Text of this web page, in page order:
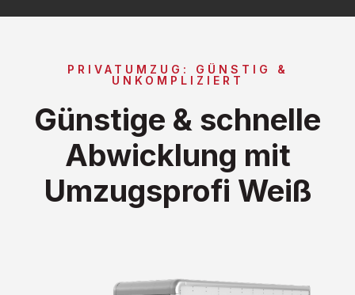
PRIVATUMZUG: GÜNSTIG &
UNKOMPLIZIERT
Günstige & schnelle
Abwicklung mit
Umzugsprofi Weiß